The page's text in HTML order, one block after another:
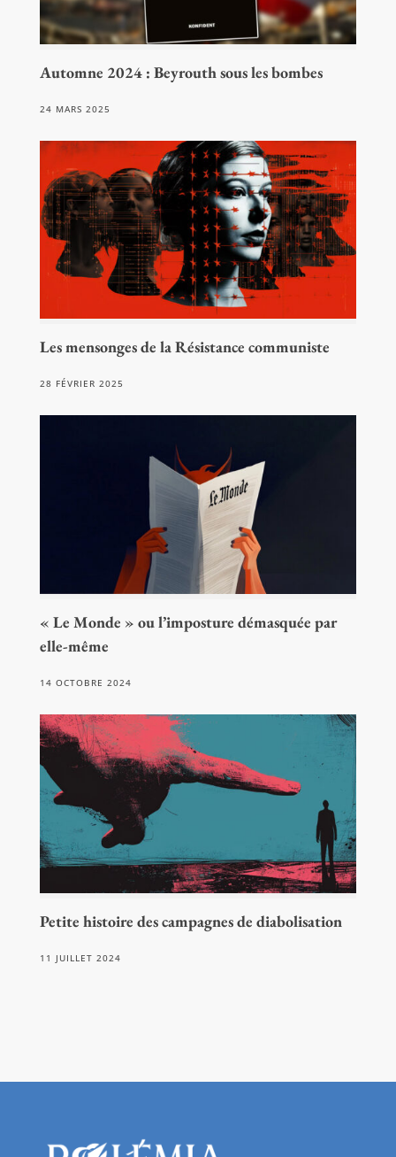
Automne 2024 : Beyrouth sous les bombes
24 MARS 2025
Les mensonges de la Résistance communiste
28 FÉVRIER 2025
« Le Monde » ou l’imposture démasquée par
elle-même
14 OCTOBRE 2024
Petite histoire des campagnes de diabolisation
11 JUILLET 2024